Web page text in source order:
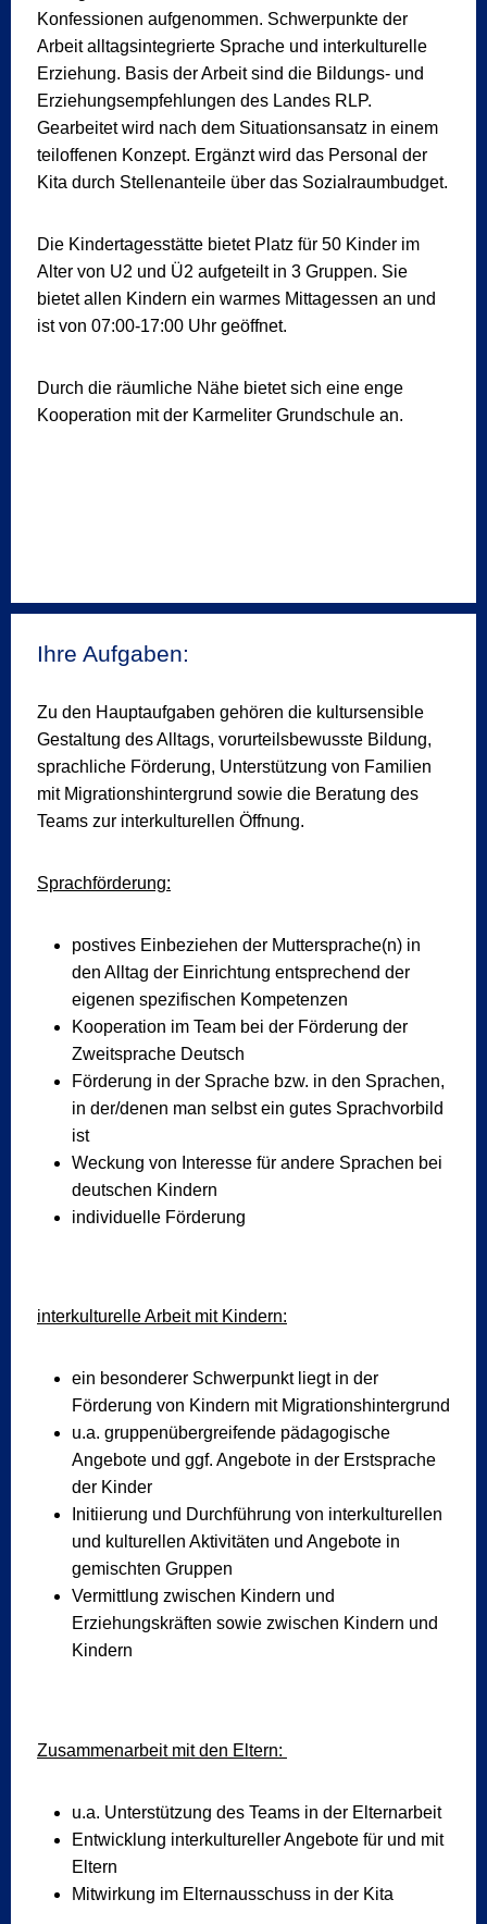
Konfessionen aufgenommen. Schwerpunkte der
Arbeit alltagsintegrierte Sprache und interkulturelle
Erziehung. Basis der Arbeit sind die Bildungs- und
Erziehungsempfehlungen des Landes RLP.
Gearbeitet wird nach dem Situationsansatz in einem
teiloffenen Konzept. Ergänzt wird das Personal der
Kita durch Stellenanteile über das Sozialraumbudget.
Die Kindertagesstätte bietet Platz für 50 Kinder im
Alter von U2 und Ü2 aufgeteilt in 3 Gruppen. Sie
bietet allen Kindern ein warmes Mittagessen an und
ist von 07:00-17:00 Uhr geöffnet.
Durch die räumliche Nähe bietet sich eine enge
Kooperation mit der Karmeliter Grundschule an.
Ihre Aufgaben:
Zu den Hauptaufgaben gehören die kultursensible
Gestaltung des Alltags, vorurteilsbewusste Bildung,
sprachliche Förderung, Unterstützung von Familien
mit Migrationshintergrund sowie die Beratung des
Teams zur interkulturellen Öffnung.
Sprachförderung:
postives Einbeziehen der Muttersprache(n) in
den Alltag der Einrichtung entsprechend der
eigenen spezifischen Kompetenzen
Kooperation im Team bei der Förderung der
Zweitsprache Deutsch
Förderung in der Sprache bzw. in den Sprachen,
in der/denen man selbst ein gutes Sprachvorbild
ist
Weckung von Interesse für andere Sprachen bei
deutschen Kindern
individuelle Förderung
interkulturelle Arbeit mit Kindern:
ein besonderer Schwerpunkt liegt in der
Förderung von Kindern mit Migrationshintergrund
u.a. gruppenübergreifende pädagogische
Angebote und ggf. Angebote in der Erstsprache
der Kinder
Initiierung und Durchführung von interkulturellen
und kulturellen Aktivitäten und Angebote in
gemischten Gruppen
Vermittlung zwischen Kindern und
Erziehungskräften sowie zwischen Kindern und
Kindern
Zusammenarbeit mit den Eltern:
u.a. Unterstützung des Teams in der Elternarbeit
Entwicklung interkultureller Angebote für und mit
Eltern
Mitwirkung im Elternausschuss in der Kita